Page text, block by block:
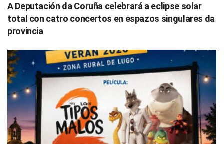
A Deputación da Coruña celebrará a eclipse solar
total con catro concertos en espazos singulares da
provincia